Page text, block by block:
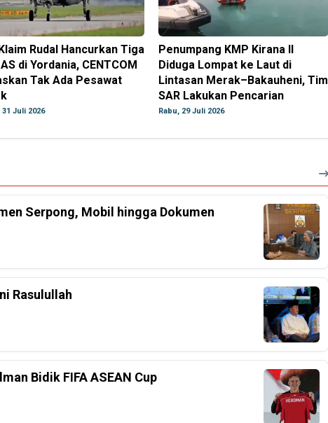
Rudal Hancurkan Tiga
di Yordania, CENTCOM
Tak Ada Pesawat
Juli 2026
Penumpang KMP Kirana II
Diduga Lompat ke Laut di
Lintasan Merak–Bakauheni, Tim
SAR Lakukan Pencarian
Rabu, 29 Juli 2026
Serpong, Mobil hingga Dokumen
Rasulullah
Bidik FIFA ASEAN Cup